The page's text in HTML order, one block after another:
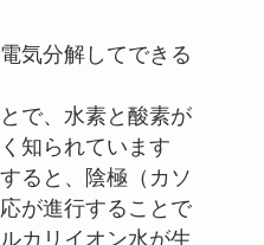
気分解してできる
で、水素と酸素が
知られています
ると、陰極（カソ
が進行することで
カリイオン水が生